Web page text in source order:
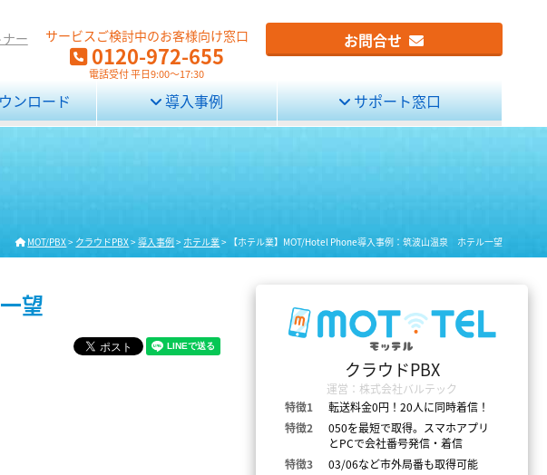
ー サービスご検討中のお客様向け窓口
0120-972-655
電話受付 平日9:00～17:30
お問合せ
ンロード 導入事例 サポート窓口
MOT/PBX> クラウドPBX>導入事例> ホテル業> 【ホテル業】MOT/Hotel Phone導入事例：筑波山温泉 ホテル一望
望
クラウドPBX
運営：株式会社バルテック
特徴1
転送料金0円！20人に同時着信！
特徴2
050を最短で取得。スマホアプリ
とPCで会社番号発信・着信
特徴3
03/06など市外局番も取得可能